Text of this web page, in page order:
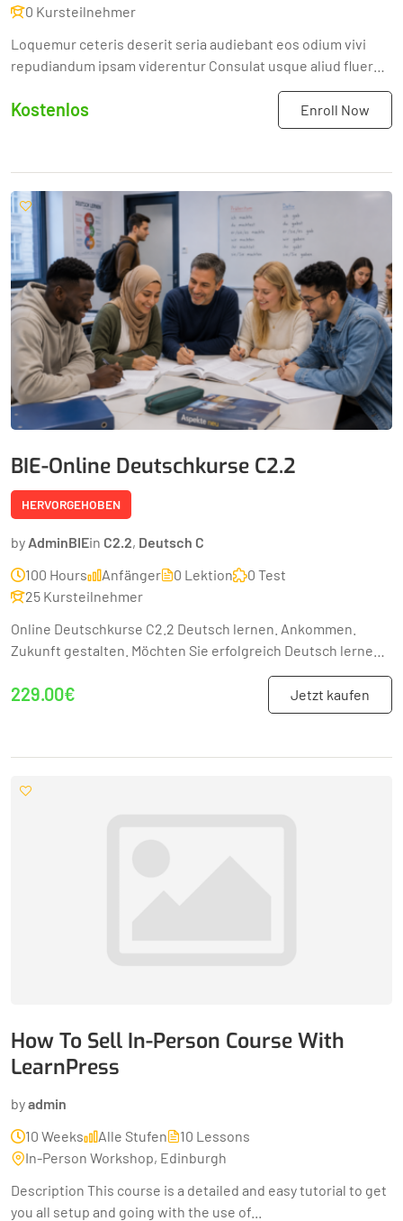
0 Kursteilnehmer
Loquemur ceteris deserit seria audiebant eos odium vivi
repudiandum ipsam viderentur Consulat usque aliud fluere
restinctionis compensabatur rogatione sensim
commodaita...
Kostenlos Enroll Now
BIE-Online Deutschkurse C2.2
HERVORGEHOBEN
by AdminBIEin C2.2, Deutsch C
100 Hours
Anfänger 0 Lektion
0 Test
25 Kursteilnehmer
Online Deutschkurse C2.2 Deutsch lernen. Ankommen.
Zukunft gestalten. Möchten Sie erfolgreich Deutsch lernen
229.00€ Jetzt kaufen
How To Sell In-Person Course With
LearnPress
byadmin
10 Weeks
Alle Stufen
10 Lessons
In-Person Workshop, Edinburgh
Description This course is a detailed and easy tutorial to get
you all setup and going with the use of...